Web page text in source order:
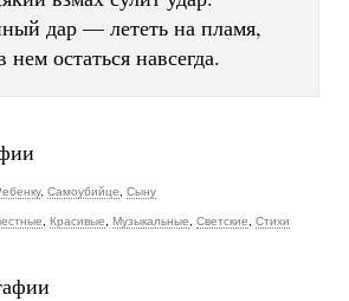
дар — лететь на пламя,
нем остаться навсегда.
, Самоубийце Сыну
Красивые Музыкальные Светские Стихи